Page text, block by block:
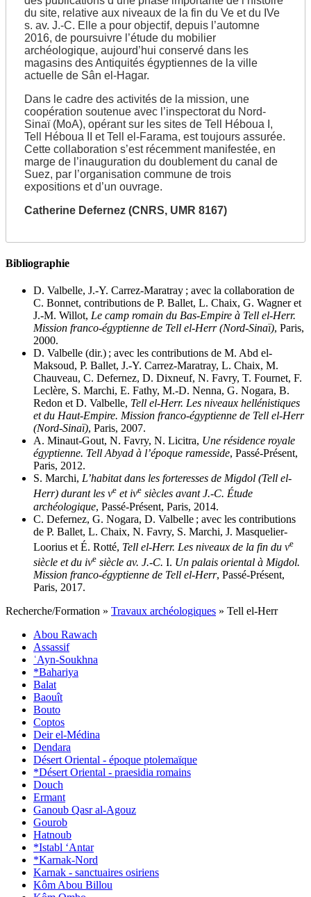
du site, relative aux niveaux de la fin du Ve et du IVe
s. av. J.-C. Elle a pour objectif, depuis l’automne
2016, de poursuivre l’étude du mobilier
archéologique, aujourd’hui conservé dans les
magasins des Antiquités égyptiennes de la ville
actuelle de Sân el-Hagar.
Dans le cadre des activités de la mission, une
coopération soutenue avec l’inspectorat du Nord-
Sinaï (MoA), opérant sur les sites de Tell Héboua I,
Tell Héboua II et Tell el-Farama, est toujours assurée.
Cette collaboration s’est récemment manifestée, en
marge de l’inauguration du doublement du canal de
Suez, par l’organisation commune de trois
expositions et d’un ouvrage.
Catherine Defernez (CNRS, UMR 8167)
Bibliographie
D. Valbelle, J.-Y. Carrez-Maratray ; avec la collaboration de
C. Bonnet, contributions de P. Ballet, L. Chaix, G. Wagner et
J.-M. Willot, Le camp romain du Bas-Empire à Tell el-Herr.
Mission franco-égyptienne de Tell el-Herr (Nord-Sinaï), Paris,
2000.
D. Valbelle (dir.) ; avec les contributions de M. Abd el-
Maksoud, P. Ballet, J.-Y. Carrez-Maratray, L. Chaix, M.
Chauveau, C. Defernez, D. Dixneuf, N. Favry, T. Fournet, F.
Leclère, S. Marchi, E. Fathy, M.-D. Nenna, G. Nogara, B.
Redon et D. Valbelle, Tell el-Herr. Les niveaux hellénistiques
et du Haut-Empire. Mission franco-égyptienne de Tell el-Herr
(Nord-Sinaï), Paris, 2007.
A. Minaut-Gout, N. Favry, N. Licitra, Une résidence royale
égyptienne. Tell Abyad à l’époque ramesside, Passé-Présent,
Paris, 2012.
S. Marchi, L’habitat dans les forteresses de Migdol (Tell el-
Herr) durant les ve et ive siècles avant J.-C. Étude
archéologique, Passé-Présent, Paris, 2014.
C. Defernez, G. Nogara, D. Valbelle ; avec les contributions
de P. Ballet, L. Chaix, N. Favry, S. Marchi, J. Masquelier-
Loorius et É. Rotté, Tell el-Herr. Les niveaux de la fin du ve
siècle et du ive siècle av. J.-C. I. Un palais oriental à Migdol.
Mission franco-égyptienne de Tell el-Herr, Passé-Présent,
Paris, 2017.
Recherche/Formation » Travaux archéologiques » Tell el-Herr
Abou Rawach
Assassif
ʿAyn-Soukhna
*Bahariya
Balat
Baouît
Bouto
Coptos
Deir el-Médina
Dendara
Désert Oriental - époque ptolemaïque
*Désert Oriental - praesidia romains
Douch
Ermant
Ganoub Qasr al-Agouz
Gourob
Hatnoub
*Istabl ‘Antar
*Karnak-Nord
Karnak - sanctuaires osiriens
Kôm Abou Billou